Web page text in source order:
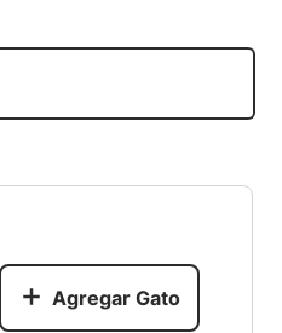
Agregar Gato